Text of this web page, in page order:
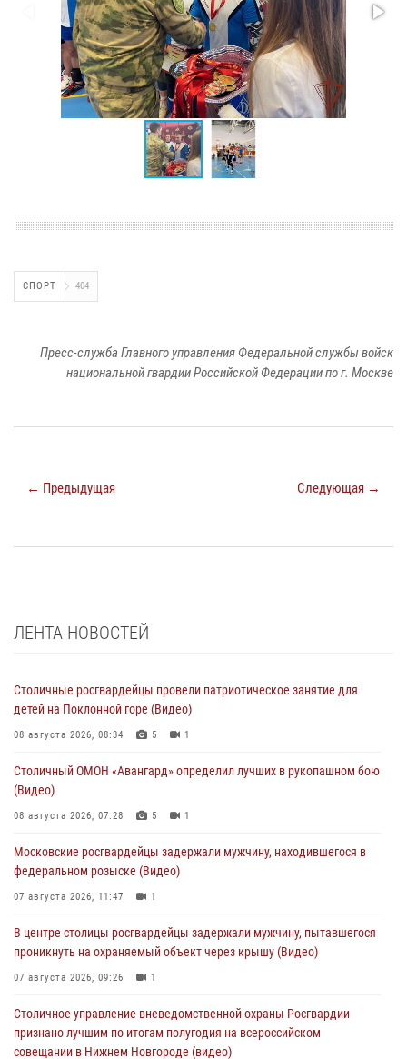
СПОРТ 404
Пресс-служба Главного управления Федеральной службы войск
национальной гвардии Российской Федерации по г. Москве
← Предыдущая Следующая →
ЛЕНТА НОВОСТЕЙ
Столичные росгвардейцы провели патриотическое занятие для
детей на Поклонной горе (Видео)
08 августа 2026, 08:34 5 1
Столичный ОМОН «Авангард» определил лучших в рукопашном бою
(Видео)
08 августа 2026, 07:28 5 1
Московские росгвардейцы задержали мужчину, находившегося в
федеральном розыске (Видео)
07 августа 2026, 11:47 1
В центре столицы росгвардейцы задержали мужчину, пытавшегося
проникнуть на охраняемый объект через крышу (Видео)
07 августа 2026, 09:26 1
Столичное управление вневедомственной охраны Росгвардии
признано лучшим по итогам полугодия на всероссийском
совещании в Нижнем Новгороде (видео)